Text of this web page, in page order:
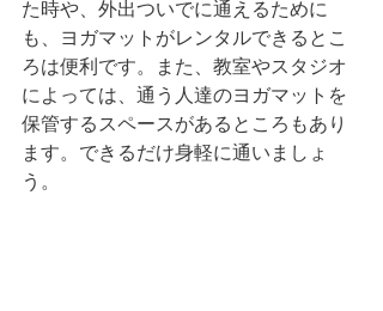
た時や、外出ついでに通えるために
も、ヨガマットがレンタルできるとこ
ろは便利です。また、教室やスタジオ
によっては、通う人達のヨガマットを
保管するスペースがあるところもあり
ます。できるだけ身軽に通いましょ
う。